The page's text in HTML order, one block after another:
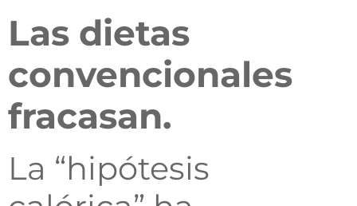
Las dietas
convencionales
fracasan.
La “hipótesis